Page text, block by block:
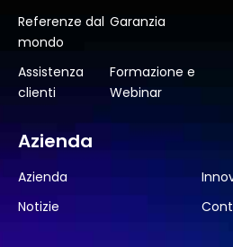
Referenze dal
mondo
Garanzia
Assistenza
clienti
Formazione e
Webinar
Azienda
Azienda
Notizie